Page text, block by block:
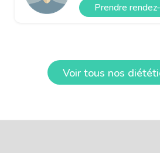
Prendre
Voir tous nos